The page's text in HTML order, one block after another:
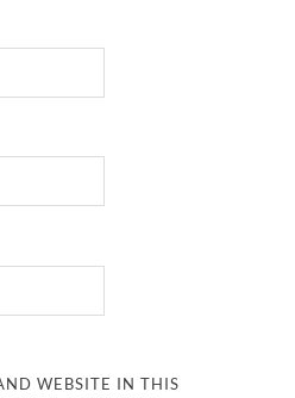
WEBSITE IN THIS